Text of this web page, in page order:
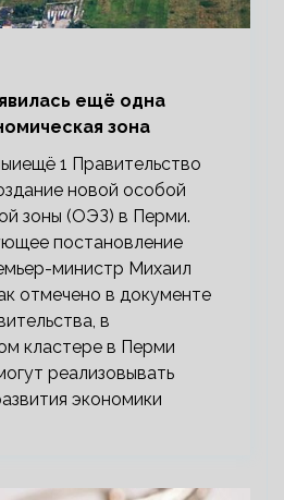
ещё одна
зона
1 Правительство
новой особой
зоны (ОЭЗ) в Перми.
постановление
министр Михаил
отмечено в документе
в
кластере в Перми
реализовывать
экономики